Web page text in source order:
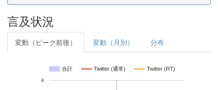
言及状況
変動（ピーク前後） 変動（月別） 分布
合計 Twitter (通常) Twitter (RT)
4